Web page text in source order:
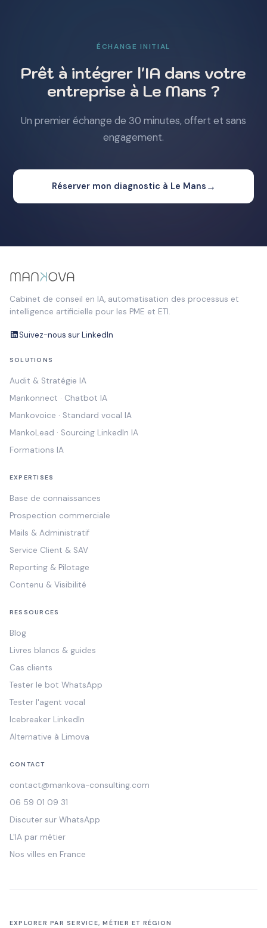
ÉCHANGE INITIAL
Prêt à intégrer l'IA dans votre
entreprise à Le Mans ?
Un premier échange de 30 minutes, offert et sans
engagement.
Réserver mon diagnostic à Le Mans →
Cabinet de conseil en IA, automatisation des processus et
intelligence artificielle pour les PME et ETI.
Suivez-nous sur LinkedIn
SOLUTIONS
Audit & Stratégie IA
Mankonnect · Chatbot IA
Mankovoice · Standard vocal IA
MankoLead · Sourcing LinkedIn IA
Formations IA
EXPERTISES
Base de connaissances
Prospection commerciale
Mails & Administratif
Service Client & SAV
Reporting & Pilotage
Contenu & Visibilité
RESSOURCES
Blog
Livres blancs & guides
Cas clients
Tester le bot WhatsApp
Tester l'agent vocal
Icebreaker LinkedIn
Alternative à Limova
CONTACT
contact@mankova-consulting.com
06 59 01 09 31
Discuter sur WhatsApp
L'IA par métier
Nos villes en France
EXPLORER PAR SERVICE, MÉTIER ET RÉGION